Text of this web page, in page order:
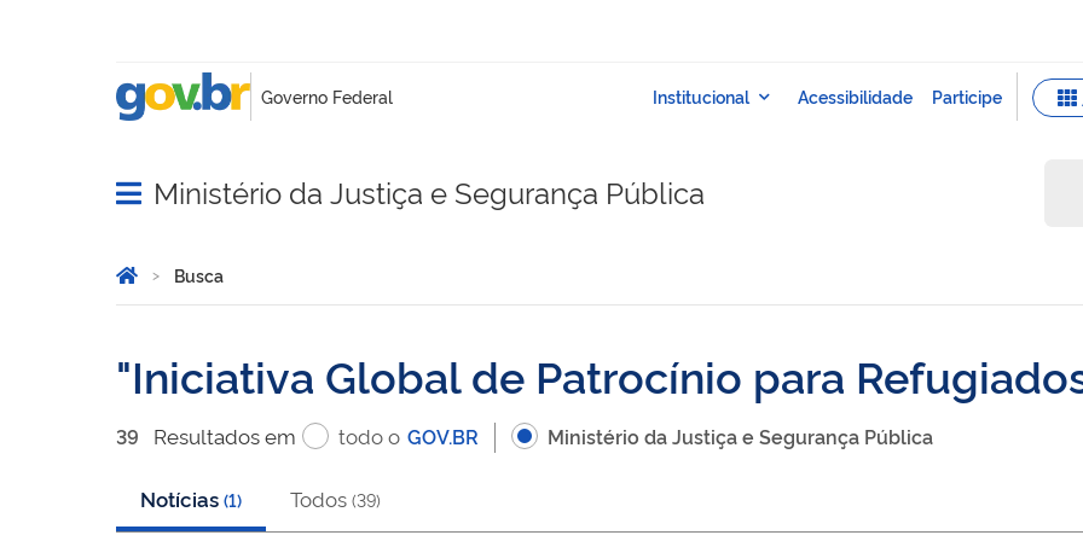
Abrir menu principal de navegação
Ministério da Justiça e Segurança Pública
Você está aqui:
Página Inicial
Busca
Iniciativa Global de Patrocínio para
39 Resultadosem todo o GOV.BR Ministério da Justiça e Segurança Pública
Notícias (1) Todos (39)